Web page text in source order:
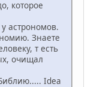
которое
астрономов.
Знаете
т есть
очищал
Idea